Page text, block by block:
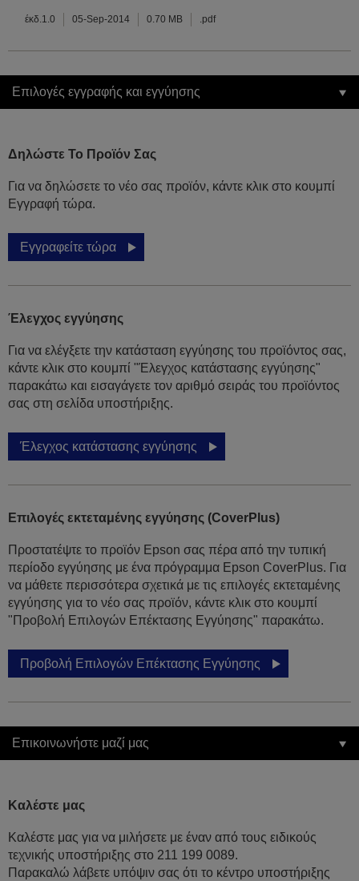
έκδ.1.0 05-Sep-2014 0.70 MB .pdf
Επιλογές εγγραφής και εγγύησης
Δηλώστε Το Προϊόν Σας
Για να δηλώσετε το νέο σας προϊόν, κάντε κλικ στο κουμπί
Εγγραφή τώρα.
Εγγραφείτε τώρα
Έλεγχος εγγύησης
Για να ελέγξετε την κατάσταση εγγύησης του προϊόντος σας,
κάντε κλικ στο κουμπί "Έλεγχος κατάστασης εγγύησης"
παρακάτω και εισαγάγετε τον αριθμό σειράς του προϊόντος
σας στη σελίδα υποστήριξης.
Έλεγχος κατάστασης εγγύησης
Επιλογές εκτεταμένης εγγύησης (CoverPlus)
Προστατέψτε το προϊόν Epson σας πέρα από την τυπική
περίοδο εγγύησης με ένα πρόγραμμα Epson CoverPlus. Για
να μάθετε περισσότερα σχετικά με τις επιλογές εκτεταμένης
εγγύησης για το νέο σας προϊόν, κάντε κλικ στο κουμπί
"Προβολή Επιλογών Επέκτασης Εγγύησης" παρακάτω.
Προβολή Επιλογών Επέκτασης Εγγύησης
Επικοινωνήστε μαζί μας
Καλέστε μας
Καλέστε μας για να μιλήσετε με έναν από τους ειδικούς
τεχνικής υποστήριξης στο 211 199 0089.
Παρακαλώ λάβετε υπόψιν σας ότι το κέντρο υποστήριξης